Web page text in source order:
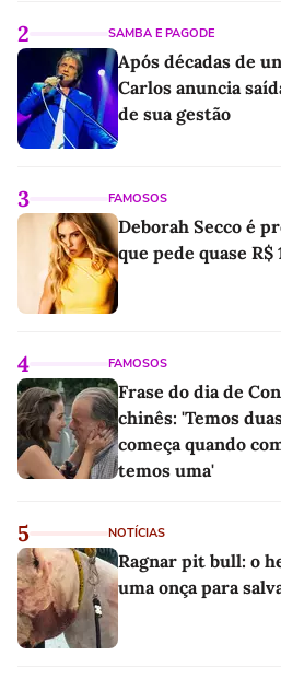
2 SAMBA E PAGODE
Após décadas de
Carlos anuncia
de sua gestão
3 FAMOSOS
Deborah Secco é
que pede quase
4 FAMOSOS
Frase do dia de
chinês: 'Temos
começa quando
temos uma'
5 NOTÍCIAS
Ragnar pit bull: o
uma onça para